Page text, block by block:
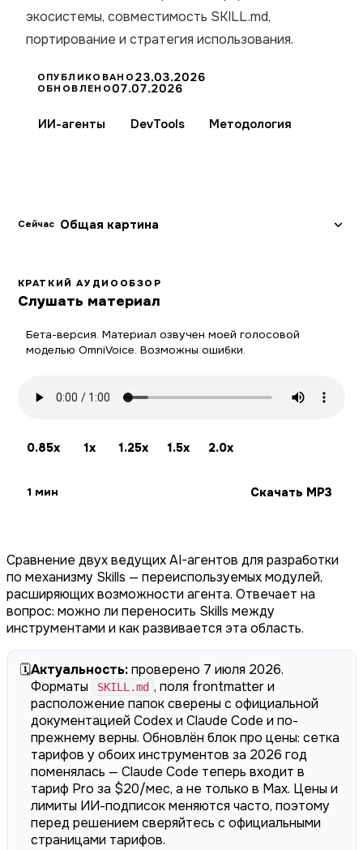
экосистемы, совместимость SKILL.md,
портирование и стратегия использования.
ОПУБЛИКОВАНО 23.03.2026
ОБНОВЛЕНО07.07.2026
ИИ-агенты DevTools Методология
Сейчас Общая картина
КРАТКИЙ АУДИООБЗОР
Слушать материал
Бета-версия. Материал озвучен моей голосовой
моделью OmniVoice. Возможны ошибки.
0.85x 1x 1.25x 1.5x 2.0x
1 мин Скачать MP3
Сравнение двух ведущих AI-агентов для разработки
по механизму Skills — переиспользуемых модулей,
расширяющих возможности агента. Отвечает на
вопрос: можно ли переносить Skills между
инструментами и как развивается эта область.
🗓️Актуальность:проверено 7 июля 2026.
Форматы
SKILL.md , поля frontmatter и
расположение папок сверены с официальной
документацией Codex и Claude Code и по-
прежнему верны. Обновлён блок про цены: сетка
тарифов у обоих инструментов за 2026 год
поменялась — Claude Code теперь входит в
тариф Pro за $20/мес, а не только в Max. Цены и
лимиты ИИ-подписок меняются часто, поэтому
перед решением сверяйтесь с официальными
страницами тарифов.